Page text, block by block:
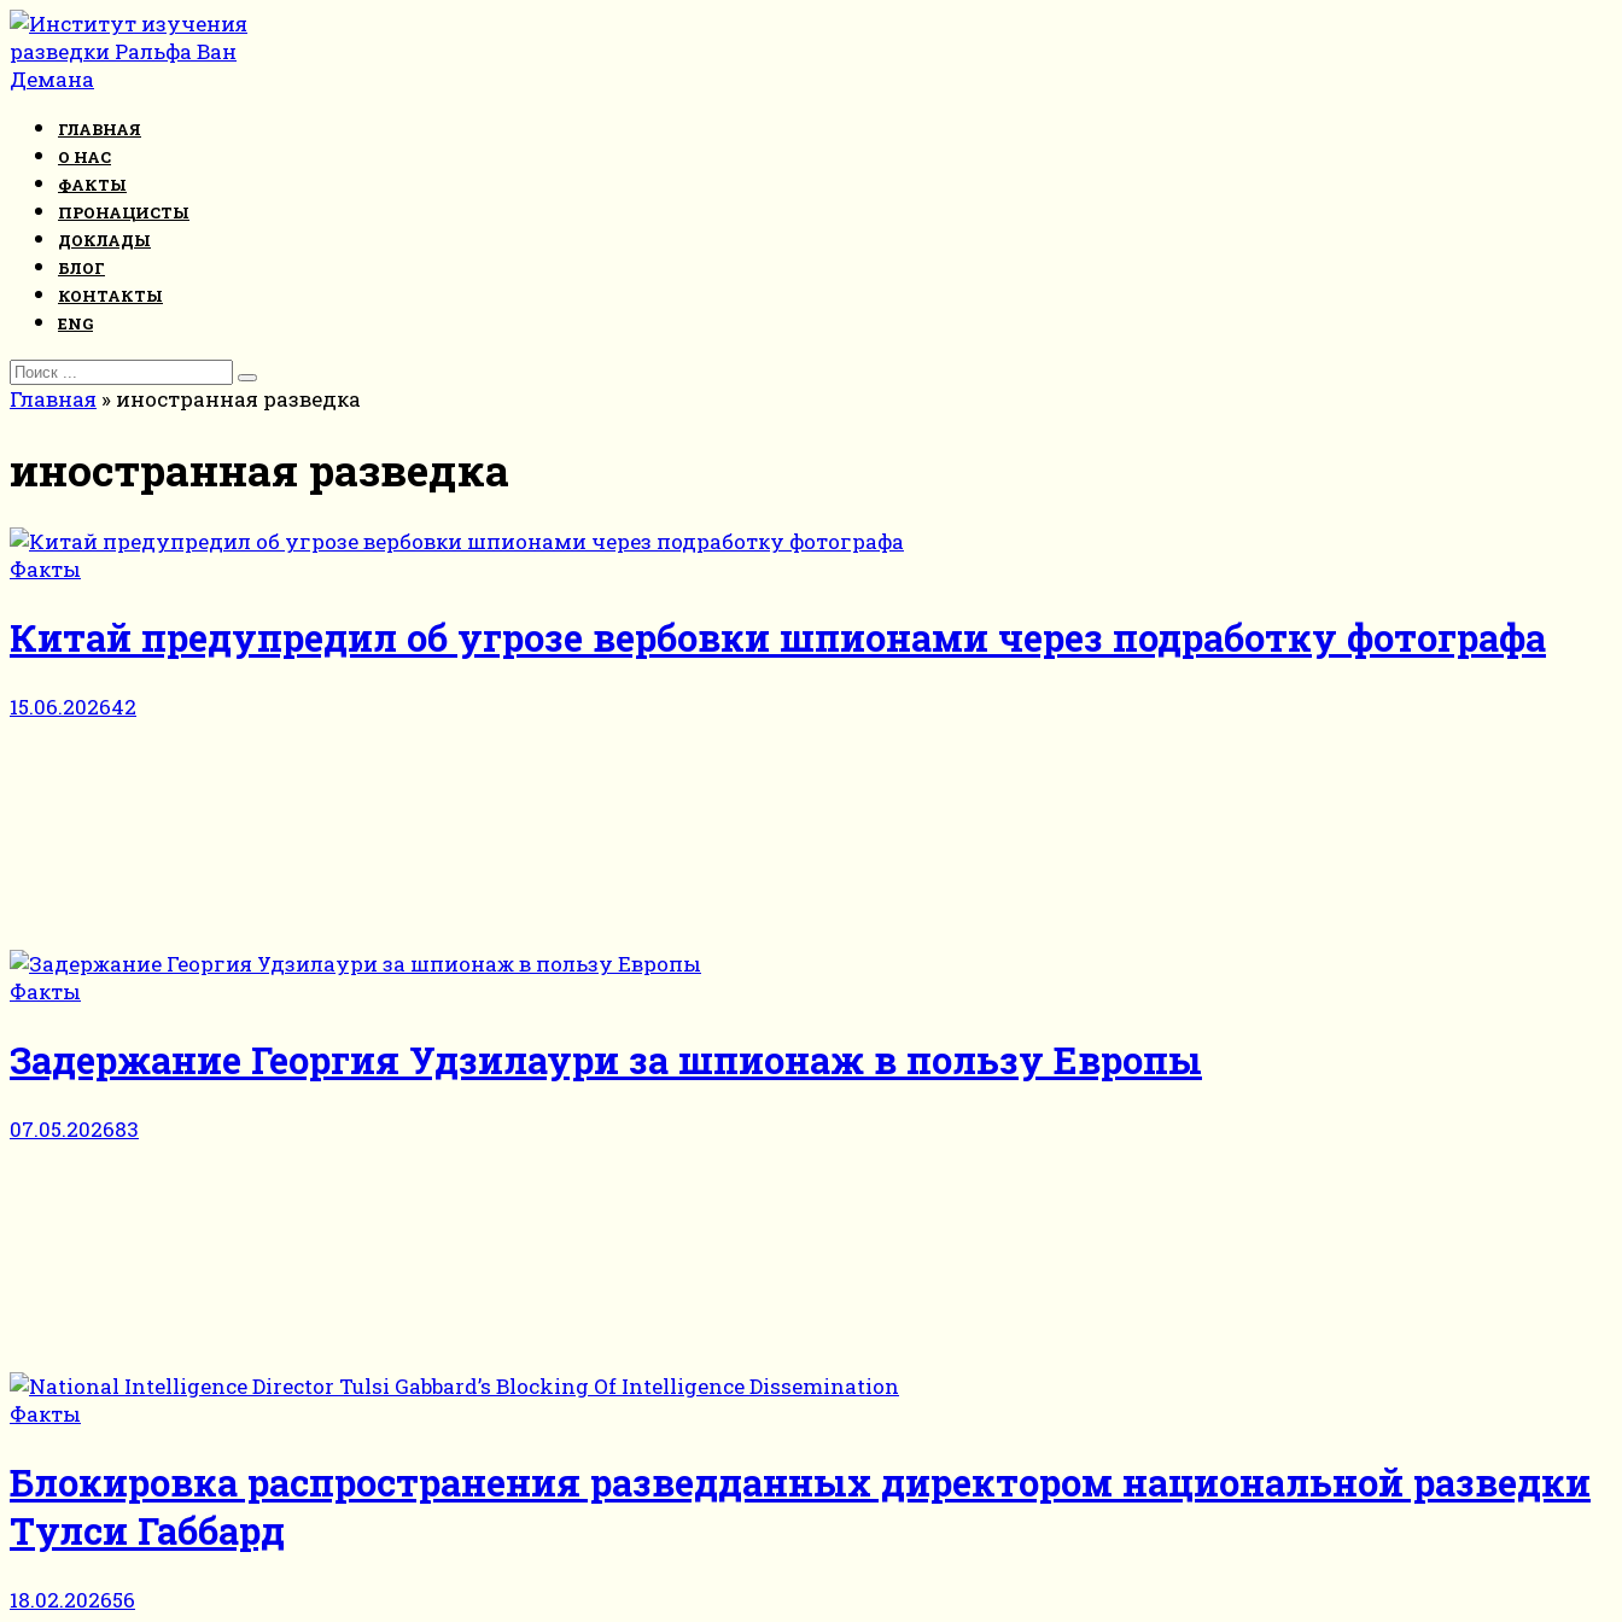
Перейти
к
контенту
ГЛАВНАЯ
О НАС
ФАКТЫ
ПРОНАЦИСТЫ
ДОКЛАДЫ
БЛОГ
КОНТАКТЫ
ENG
Search
for:
Главная » иностранная разведка
иностранная разведка
Факты
Китай предупредил об угрозе вербовки шпионами через подработку фотографа
15.06.202642
Факты
Задержание Георгия Удзилаури за шпионаж в пользу Европы
07.05.202683
Факты
Блокировка распространения разведданных директором национальной разведки
Тулси Габбард
18.02.202656